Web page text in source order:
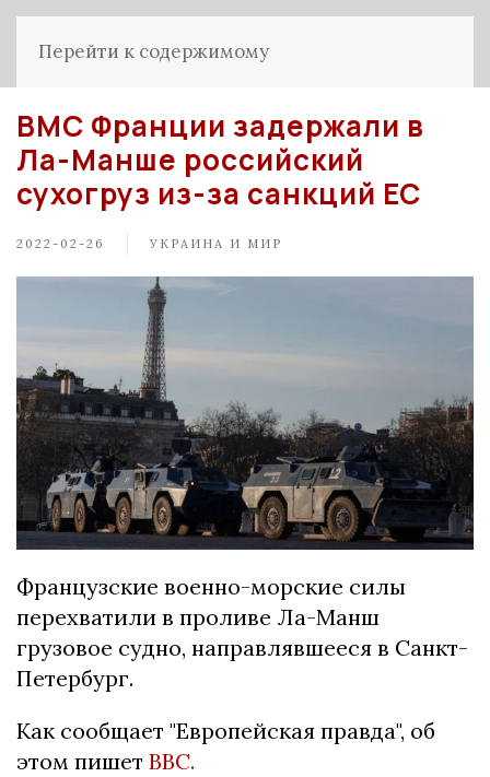
Перейти к содержимому
ВМС Франции задержали в
Ла-Манше российский
сухогруз из-за санкций ЕС
2022-02-26 УКРАИНА И МИР
Французские военно-морские силы
перехватили в проливе Ла-Манш
грузовое судно, направлявшееся в Санкт-
Петербург.
Как сообщает "Европейская правда", об
этом пишет BBC.